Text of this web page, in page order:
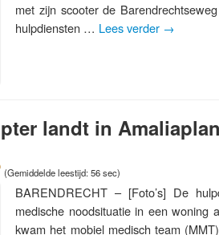
met zijn scooter de
hulpdiensten … Lees verder →
landt in
(Gemiddelde leestijd: 56 sec)
BARENDRECHT – [Foto’s] De
medische noodsituatie in een woning
kwam het mobiel medisch team